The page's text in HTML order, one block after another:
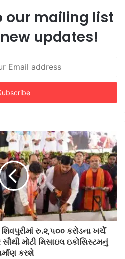
our mailing list
updates!
રુ.૨,૫૦૦ કરોડના ખર્ચે
મોટી મિસાઇલ ઇકોસિસ્ટમનું
કરશે